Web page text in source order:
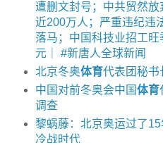
遭删文封号；中共贸然
近200万人；严重违纪违
落马；中国科技业招工
元｜ #新唐人全球新闻
北京冬奥体育代表团秘书
中国对前冬奥会中国体育
调查
黎蜗藤：北京奥运过了15
冷战时代